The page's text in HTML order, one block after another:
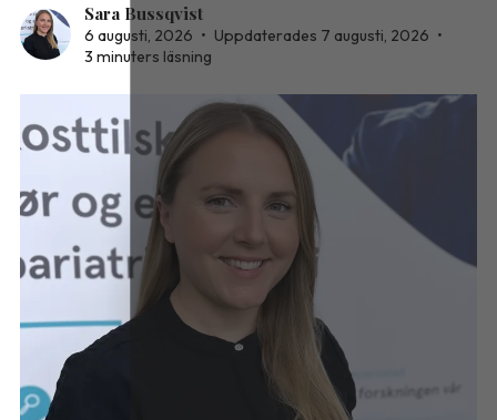
Sara Bussqvist
6 augusti, 2026 • Uppdaterades 7 augusti, 2026 •
3 minuters läsning